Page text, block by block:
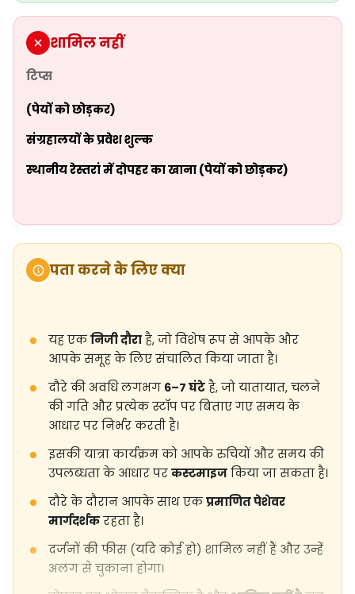
शामिल नहीं
टिप्स
(पेयों को छोड़कर)
संग्रहालयों के प्रवेश शुल्क
स्थानीय रेस्तरां में दोपहर का खाना (पेयों को छोड़कर)
पता करने के लिए क्या
यह एक निजी दौरा है, जो विशेष रूप से आपके और
आपके समूह के लिए संचालित किया जाता है।
दौरे की अवधि लगभग 6–7 घंटे है, जो यातायात, चलने
की गति और प्रत्येक स्टॉप पर बिताए गए समय के
आधार पर निर्भर करती है।
इसकी यात्रा कार्यक्रम को आपके रुचियों और समय की
उपलब्धता के आधार पर कस्टमाइज किया जा सकता है।
दौरे के दौरान आपके साथ एक प्रमाणित पेशेवर
मार्गदर्शक रहता है।
दर्जनों की फीस (यदि कोई हो) शामिल नहीं हैं और उन्हें
अलग से चुकाना होगा।